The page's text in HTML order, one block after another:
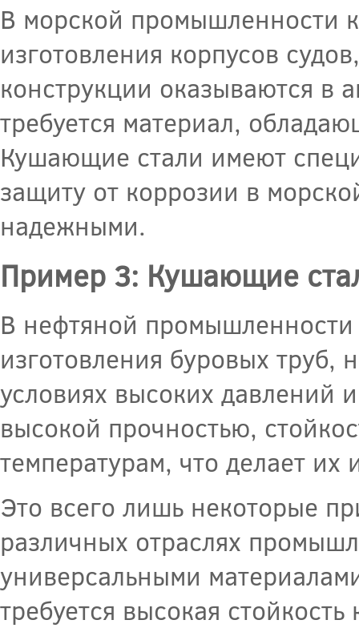
В морской промышленности
изготовления корпусов
конструкции оказываются в
требуется материал,
Кушающие стали имеют
защиту от коррозии в
надежными.
Пример 3: Кушающие
В нефтяной
изготовления буровых
условиях высоких давлений
высокой прочностью,
температурам, что делает
Это всего лишь некоторые
различных отраслях
универсальными
требуется высокая